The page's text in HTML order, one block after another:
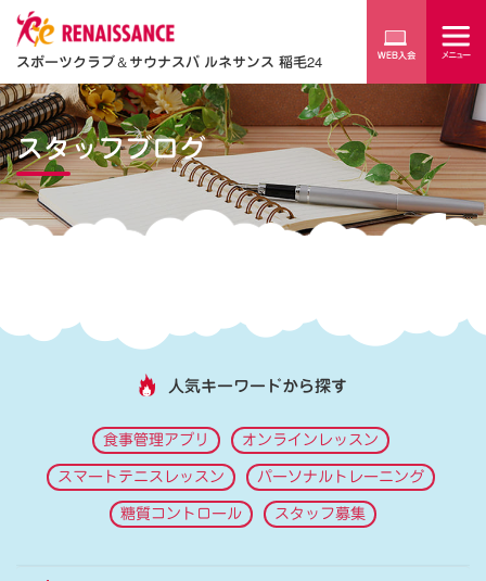
スポーツクラブ＆サウナスパ ルネサンス 稲毛24
スタッフブログ
人気キーワードから探す
食事管理アプリ オンラインレッスン
スマートテニスレッスン パーソナルトレーニング
糖質コントロール スタッフ募集